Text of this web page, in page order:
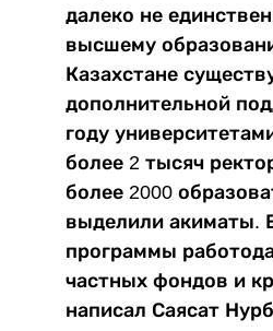
далеко не
высшему
Казахстане
дополнительной
году
более 2 тысяч
более 2000
выделили акиматы.
программы
частных фондов и
написал Саясат